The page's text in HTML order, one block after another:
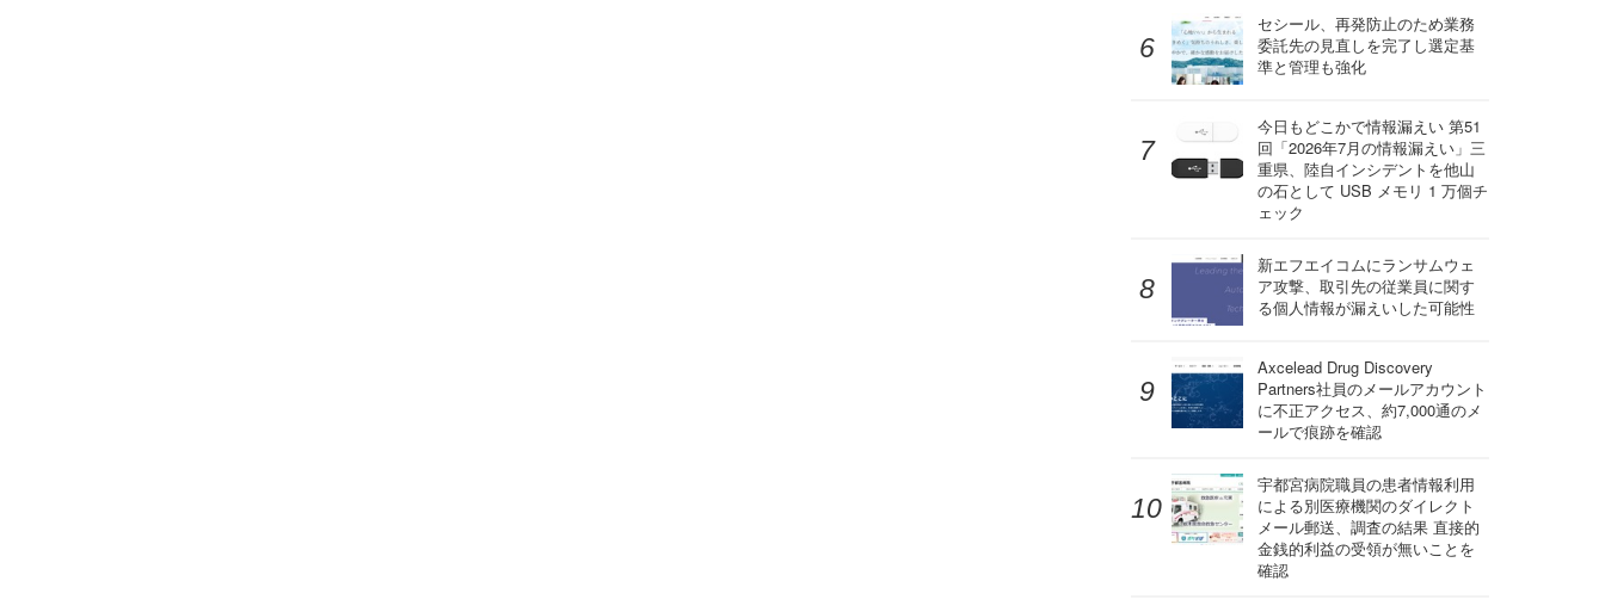
セシール、再発防止のため業務
委託先の見直しを完了し選定基
準と管理も強化
今日もどこかで情報漏えい 第51
回「2026年7月の情報漏えい」三
重県、陸自インシデントを他山
の石として USB メモリ 1 万個チ
ェック
新エフエイコムにランサムウェ
ア攻撃、取引先の従業員に関す
る個人情報が漏えいした可能性
Axcelead Drug Discovery
Partners社員のメールアカウント
に不正アクセス、約7,000通のメ
ールで痕跡を確認
宇都宮病院職員の患者情報利用
による別医療機関のダイレクト
メール郵送、調査の結果 直接的
金銭的利益の受領が無いことを
確認